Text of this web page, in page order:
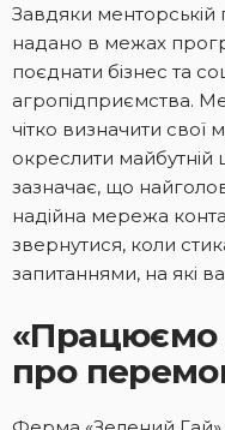
Завдяки менторській
надано в межах
поєднати бізнес та
агропідприємства.
чітко визначити свої
окреслити майбутній
зазначає, що
надійна мережа
звернутися, коли
запитаннями, на які
«Працюємо
про